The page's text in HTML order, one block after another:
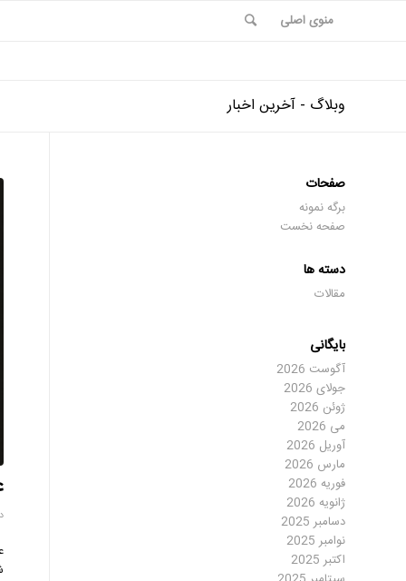
منوی اصلی
وبلاگ - آخرین اخبار
صفحات
برگه نمونه
صفحه نخست
دسته ها
مقالات
بایگانی
آگوست 2026
جولای 2026
ژوئن 2026
می 2026
آوریل 2026
مارس 2026
فوریه 2026
ژانویه 2026
دسامبر 2025
نوامبر 2025
اکتبر 2025